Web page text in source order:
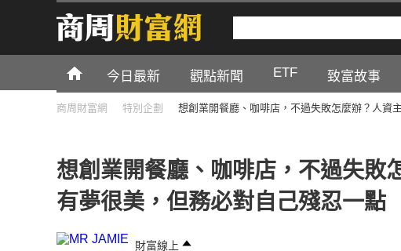
今日最新 觀點新聞 ETF 致富故事
商周財富網 特別企劃 想創業開餐廳、咖啡店，不過失敗怎麼辦？人資
想創業開餐廳、咖啡店，不過失敗
有夢很美，但務必對自己殘忍一點
財富線上